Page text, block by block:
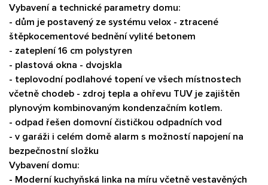
Vybavení a technické parametry domu:
- dům je postavený ze systému velox - ztracené
štěpkocementové bednění vylité betonem
- zateplení 16 cm polystyren
- plastová okna - dvojskla
- teplovodní podlahové topení ve všech místnostech
včetně chodeb - zdroj tepla a ohřevu TUV je zajištěn
plynovým kombinovaným kondenzačním kotlem.
- odpad řešen domovní čističkou odpadních vod
- v garáži i celém domě alarm s možností napojení na
bezpečnostní složku
Vybavení domu:
- Moderní kuchyňská linka na míru včetně vestavěných